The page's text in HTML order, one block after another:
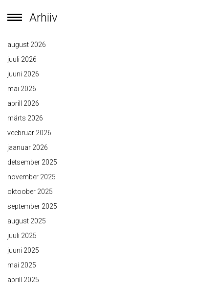
Arhiiv
august 2026
juuli 2026
juuni 2026
mai 2026
aprill 2026
märts 2026
veebruar 2026
jaanuar 2026
detsember 2025
november 2025
oktoober 2025
september 2025
august 2025
juuli 2025
juuni 2025
mai 2025
aprill 2025